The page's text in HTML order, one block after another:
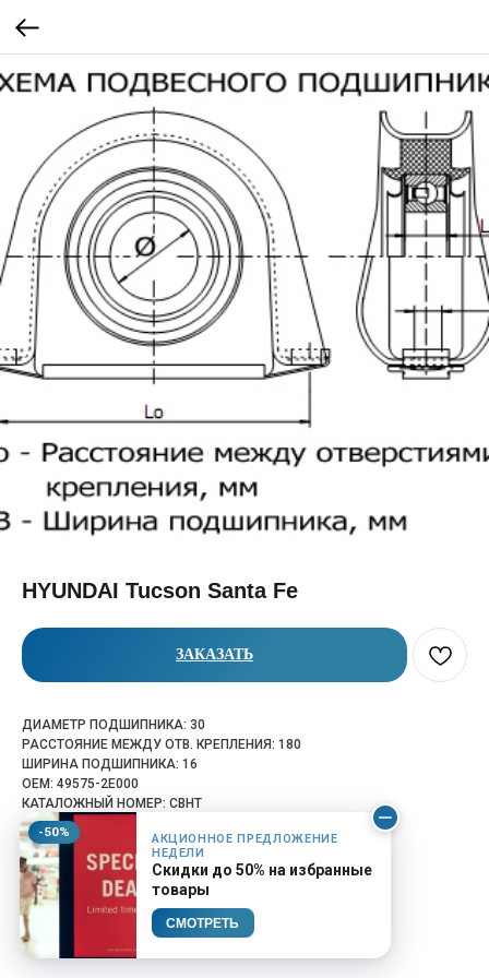
-50%
АКЦИОННОЕ ПРЕДЛОЖЕНИЕ
НЕДЕЛИ
Скидки до 50% на избранные
товары
СМОТРЕТЬ
HYUNDAI Tucson Santa Fe
ЗАКАЗАТЬ
ДИАМЕТР ПОДШИПНИКА: 30
РАССТОЯНИЕ МЕЖДУ ОТВ. КРЕПЛЕНИЯ: 180
ШИРИНА ПОДШИПНИКА: 16
OEM: 49575-2E000
КАТАЛОЖНЫЙ НОМЕР: CBHT